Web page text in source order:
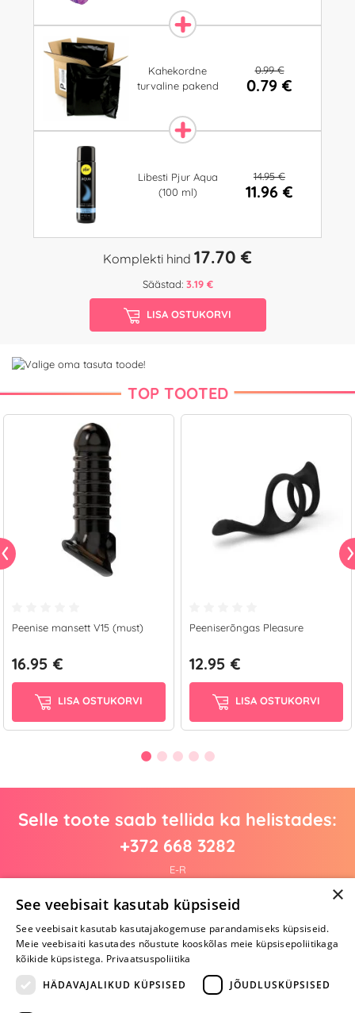
Kahekordne
turvaline pakend
0.99 €
0.79 €
Libesti Pjur Aqua
(100 ml)
14.95 €
11.96 €
Komplekti hind 17.70 €
Säästad: 3.19 €
LISA OSTUKORVI
TOP TOOTED
Peenise mansett V15 (must)
16.95 €
LISA OSTUKORVI
Peeniserõngas Pleasure
12.95 €
LISA OSTUKORVI
Selle toote saab tellida ka helistades:
+372 668 3282
E-R
Arvustusi veel pole
Ole esimene!
Kirjuta arvustus ja SAA KINGITUS!
×
See veebisait kasutab küpsiseid
See veebisait kasutab kasutajakogemuse parandamiseks küpsiseid.
Meie veebisaiti kasutades nõustute kooskõlas meie küpsisepoliitikaga
kõikide küpsistega. Privaatsuspoliitika
HÄDAVAJALIKUD KÜPSISED
JÕUDLUSKÜPSISED